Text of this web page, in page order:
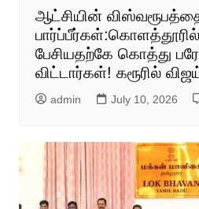
ஆட்சியின்
பார்ப்பீர்கள்:கொளத்தூரில்
பேசியதற்கே கொத்து
விட்டார்கள்! கரூரில்
admin July 10, 2026